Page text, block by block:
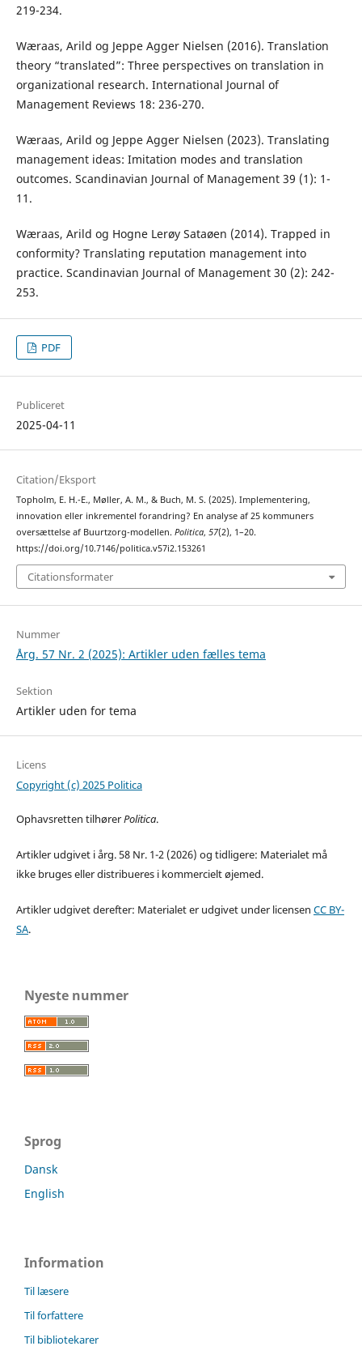
219-234.
Wæraas, Arild og Jeppe Agger Nielsen (2016). Translation
theory “translated”: Three perspectives on translation in
organizational research. International Journal of
Management Reviews 18: 236-270.
Wæraas, Arild og Jeppe Agger Nielsen (2023). Translating
management ideas: Imitation modes and translation
outcomes. Scandinavian Journal of Management 39 (1): 1-
11.
Wæraas, Arild og Hogne Lerøy Sataøen (2014). Trapped in
conformity? Translating reputation management into
practice. Scandinavian Journal of Management 30 (2): 242-
253.
PDF
Publiceret
2025-04-11
Citation/Eksport
Topholm, E. H.-E., Møller, A. M., & Buch, M. S. (2025). Implementering,
innovation eller inkrementel forandring? En analyse af 25 kommuners
oversættelse af Buurtzorg-modellen. Politica, 57(2), 1–20.
https://doi.org/10.7146/politica.v57i2.153261
Citationsformater
Nummer
Årg. 57 Nr. 2 (2025): Artikler uden fælles tema
Sektion
Artikler uden for tema
Licens
Copyright (c) 2025 Politica
Ophavsretten tilhørerPolitica.
Artikler udgivet i årg. 58 Nr. 1-2 (2026) og tidligere: Materialet må
ikke bruges eller distribueres i kommercielt øjemed.
Artikler udgivet derefter: Materialet er udgivet under licensen CC BY-
SA.
Nyeste nummer
Sprog
Dansk
English
Information
Til læsere
Til forfattere
Til bibliotekarer